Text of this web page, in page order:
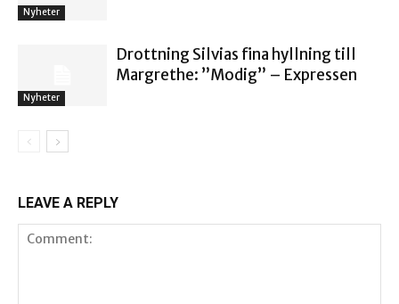
Nyheter
Nyheter
Drottning Silvias fina hyllning till
Margrethe: ”Modig” – Expressen
LEAVE A REPLY